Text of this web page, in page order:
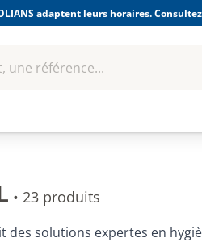
adaptent leurs horaires.
une référence...
• 23 produits
des solutions expertes en